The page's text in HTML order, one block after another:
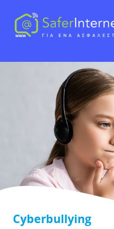
Cyberbullying